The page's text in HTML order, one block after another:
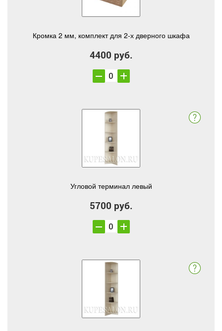
Кромка 2 мм, комплект для 2-х дверного шкафа
4400 руб.
Угловой терминал левый
5700 руб.